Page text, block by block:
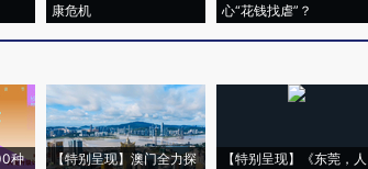
康危机
心“花钱找虐”？
种
【特别呈现】澳门全力探
【特别呈现】《东莞，人